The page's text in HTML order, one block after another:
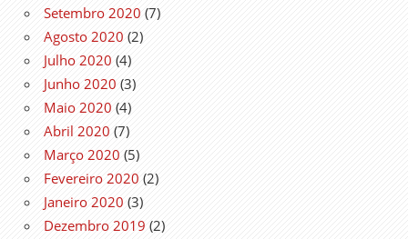
Setembro 2020 (7)
Agosto 2020 (2)
Julho 2020 (4)
Junho 2020 (3)
Maio 2020 (4)
Abril 2020 (7)
Março 2020 (5)
Fevereiro 2020 (2)
Janeiro 2020 (3)
Dezembro 2019 (2)